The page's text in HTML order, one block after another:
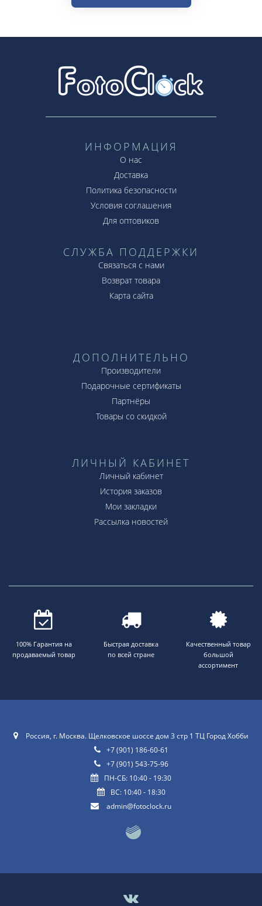
ИНФОРМАЦИЯ
О нас
Доставка
Политика безопасности
Условия соглашения
Для оптовиков
СЛУЖБА ПОДДЕРЖКИ
Связаться с нами
Возврат товара
Карта сайта
ДОПОЛНИТЕЛЬНО
Производители
Подарочные сертификаты
Партнёры
Товары со скидкой
ЛИЧНЫЙ КАБИНЕТ
Личный кабинет
История заказов
Мои закладки
Рассылка новостей
100% Гарантия на
продаваемый товар
Быстрая доставка
по всей стране
Качественный товар
большой
ассортимент
Россия, г. Москва. Щелковское шоссе дом 3 стр 1 ТЦ Город Хобби
+7 (901) 186-60-61
+7 (901) 543-75-96
ПН-СБ: 10:40 - 19:30
ВС: 10:40 - 18:30
admin@fotoclock.ru